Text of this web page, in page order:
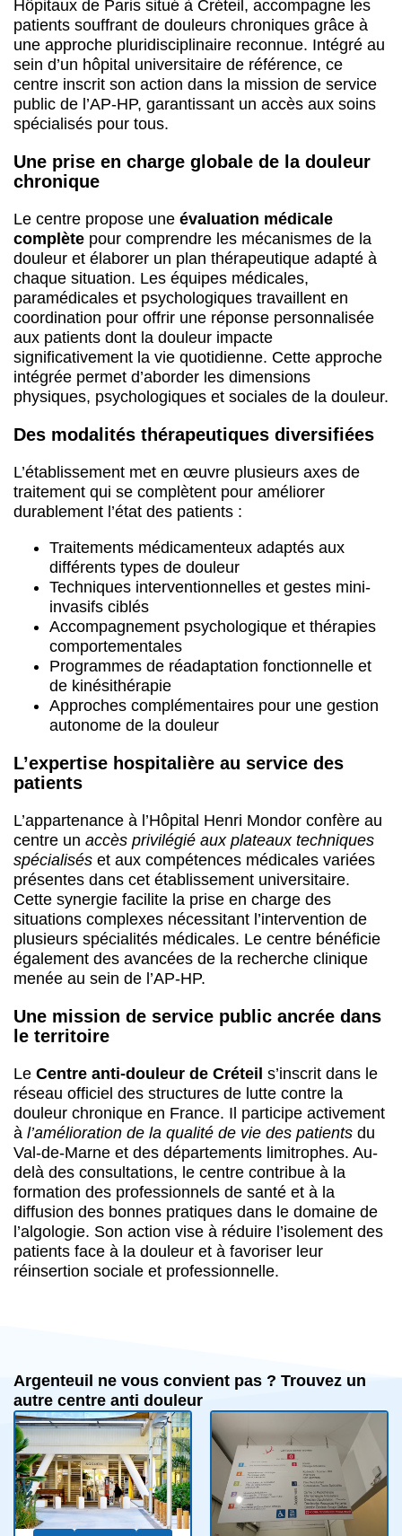
Hôpitaux de Paris situé à Créteil, accompagne les
patients souffrant de douleurs chroniques grâce à
une approche pluridisciplinaire reconnue. Intégré au
sein d’un hôpital universitaire de référence, ce
centre inscrit son action dans la mission de service
public de l’AP-HP, garantissant un accès aux soins
spécialisés pour tous.
Une prise en charge globale de la douleur
chronique
Le centre propose une évaluation médicale
complète pour comprendre les mécanismes de la
douleur et élaborer un plan thérapeutique adapté à
chaque situation. Les équipes médicales,
paramédicales et psychologiques travaillent en
coordination pour offrir une réponse personnalisée
aux patients dont la douleur impacte
significativement la vie quotidienne. Cette approche
intégrée permet d’aborder les dimensions
physiques, psychologiques et sociales de la douleur.
Des modalités thérapeutiques diversifiées
L’établissement met en œuvre plusieurs axes de
traitement qui se complètent pour améliorer
durablement l’état des patients :
Traitements médicamenteux adaptés aux
différents types de douleur
Techniques interventionnelles et gestes mini-
invasifs ciblés
Accompagnement psychologique et thérapies
comportementales
Programmes de réadaptation fonctionnelle et
de kinésithérapie
Approches complémentaires pour une gestion
autonome de la douleur
L’expertise hospitalière au service des
patients
L’appartenance à l’Hôpital Henri Mondor confère au
centre un accès privilégié aux plateaux techniques
spécialisés et aux compétences médicales variées
présentes dans cet établissement universitaire.
Cette synergie facilite la prise en charge des
situations complexes nécessitant l’intervention de
plusieurs spécialités médicales. Le centre bénéficie
également des avancées de la recherche clinique
menée au sein de l’AP-HP.
Une mission de service public ancrée dans
le territoire
Le Centre anti-douleur de Créteil s’inscrit dans le
réseau officiel des structures de lutte contre la
douleur chronique en France. Il participe activement
à l’amélioration de la qualité de vie des patients du
Val-de-Marne et des départements limitrophes. Au-
delà des consultations, le centre contribue à la
formation des professionnels de santé et à la
diffusion des bonnes pratiques dans le domaine de
l’algologie. Son action vise à réduire l’isolement des
patients face à la douleur et à favoriser leur
réinsertion sociale et professionnelle.
Argenteuil ne vous convient pas ? Trouvez un
autre centre anti douleur